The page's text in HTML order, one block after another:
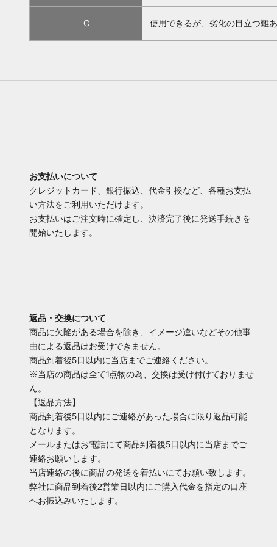
C 使用できるが、劣化の目立つ難
お支払いについて
クレジットカード、銀行振込、代金引換など、各種お支払
い方法をご利用いただけます。
お支払いはご注文時に確定し、決済完了後に発送手続きを
開始いたします。
返品・交換について
商品に欠陥がある場合を除き、イメージ違いなどその他事
由による返品はお受けできません。
商品到着後5日以内に当店までご連絡ください。
※当店の商品は全て1点物の為、交換は受け付けておりませ
ん。
【返品方法】
商品到着後5日以内にご連絡があった場合に限り返品可能
となります。
メールまたはお電話にて商品到着後5日以内に当店までご
連絡お願いします。
当店連絡の後に商品の発送を着払いにてお願い致します。
弊社に商品到着後2営業日以内にご購入代金を指定の口座
へお振込みいたします。